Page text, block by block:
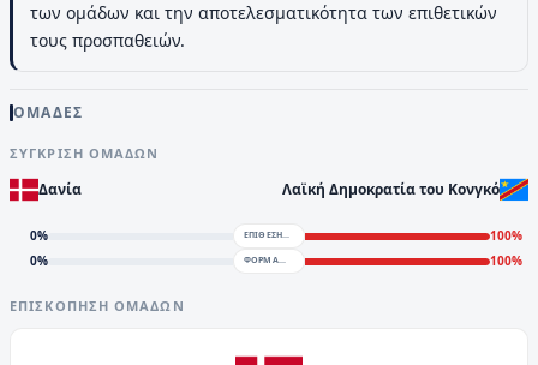
των ομάδων και την αποτελεσματικότητα των επιθετικών
τους προσπαθειών.
ΟΜΑΔΕΣ
ΣΎΓΚΡΙΣΗ ΟΜΆΔΩΝ
Δανία Λαϊκή Δημοκρατία του Κονγκό
0% ΕΠΙΘΕΣΗ 100%
0% ΦΟΡΜΑ 100%
ΕΠΙΣΚΌΠΗΣΗ ΟΜΆΔΩΝ